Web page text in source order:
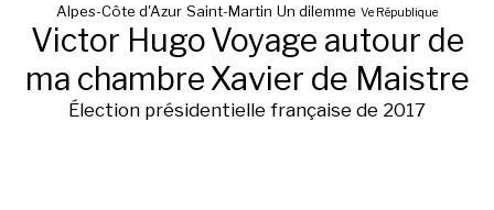
Alpes-Côte d'Azur Saint-Martin Un dilemme Ve République
Victor HugoVoyage autour de
ma chambre Xavier de Maistre
Élection présidentielle française de 2017